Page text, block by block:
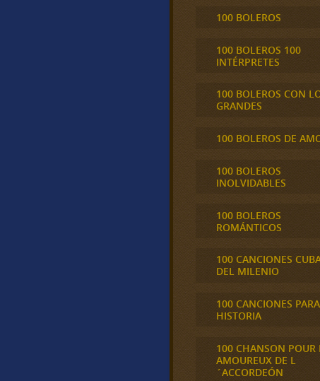
100 BOLEROS
100 BOLEROS 100
INTÉRPRETES
100 BOLEROS CON
GRANDES
100 BOLEROS DE
100 BOLEROS
INOLVIDABLES
100 BOLEROS
ROMÁNTICOS
100 CANCIONES
DEL MILENIO
100 CANCIONES
HISTORIA
100 CHANSON POUR
AMOUREUX DE L
´ACCORDEÓN